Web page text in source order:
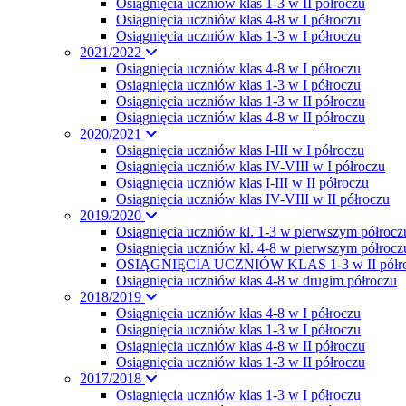
Osiągnięcia uczniów klas 4-8 w I półroczu
Osiągnięcia uczniów klas 1-3 w I półroczu
2021/2022
Osiągnięcia uczniów klas 4-8 w I półroczu
Osiągnięcia uczniów klas 1-3 w I półroczu
Osiągnięcia uczniów klas 1-3 w II półroczu
Osiągnięcia uczniów klas 4-8 w II półroczu
2020/2021
Osiągnięcia uczniów klas I-III w I półroczu
Osiągnięcia uczniów klas IV-VIII w I półroczu
Osiągnięcia uczniów klas I-III w II półroczu
Osiągnięcia uczniów klas IV-VIII w II półroczu
2019/2020
Osiągnięcia uczniów kl. 1-3 w pierwszym
Osiągnięcia uczniów kl. 4-8 w pierwszym
OSIĄGNIĘCIA UCZNIÓW KLAS 1-3 w II
Osiągnięcia uczniów klas 4-8 w drugim półroczu
2018/2019
Osiągnięcia uczniów klas 4-8 w I półroczu
Osiągnięcia uczniów klas 1-3 w I półroczu
Osiągnięcia uczniów klas 4-8 w II półroczu
Osiągnięcia uczniów klas 1-3 w II półroczu
2017/2018
Osiagnięcia uczniów klas 1-3 w I półroczu